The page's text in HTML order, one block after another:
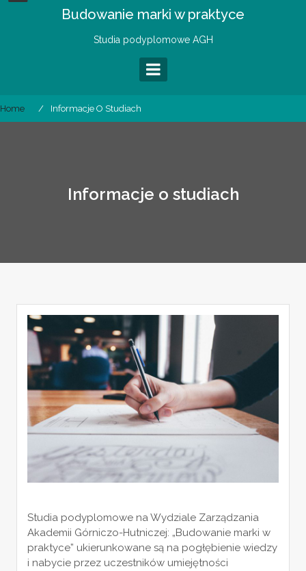
Budowanie marki w praktyce
Studia podyplomowe AGH
Home Informacje O Studiach
Informacje o studiach
Studia podyplomowe na Wydziale Zarządzania
Akademii Górniczo-Hutniczej: „Budowanie marki w
praktyce” ukierunkowane są na pogłębienie wiedzy
i nabycie przez uczestników umiejętności